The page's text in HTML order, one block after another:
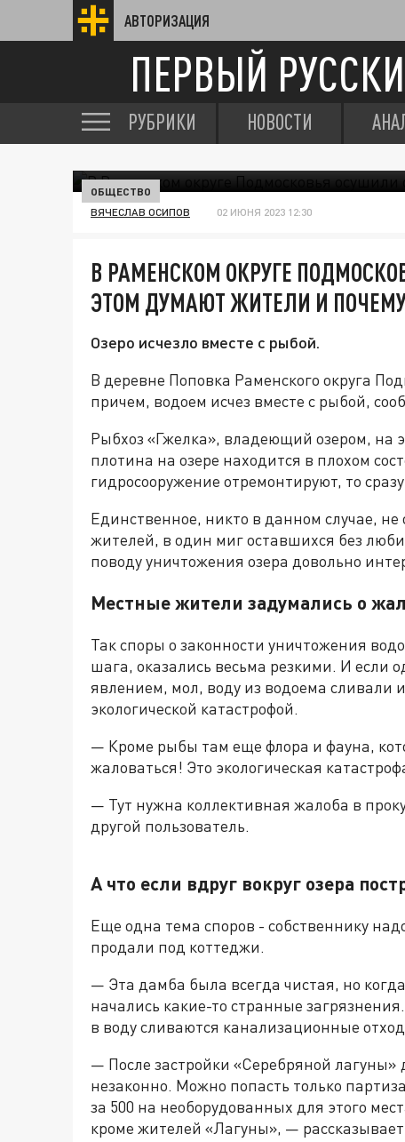
АВТОРИЗАЦИЯ
ПЕРВЫЙ
РУБРИКИ НОВОСТИ
ОБЩЕСТВО
ВЯЧЕСЛАВ ОСИПОВ 02 ИЮНЯ 2023 12:30
В РАМЕНСКОМ ОКРУГЕ
ЭТОМ ДУМАЮТ ЖИТЕЛИ И
Озеро исчезло вместе с рыбой.
В деревне Поповка Раменского округа
причем, водоем исчез вместе с рыбой,
Рыбхоз «Гжелка», владеющий озером, на
плотина на озере находится в плохом
гидросооружение отремонтируют, то
Единственное, никто в данном случае,
жителей, в один миг оставшихся без
поводу уничтожения озера довольно
Местные жители задумались о
Так споры о законности уничтожения
шага, оказались весьма резкими. И если
явлением, мол, воду из водоема сливали
экологической катастрофой.
— Кроме рыбы там еще флора и фауна,
жаловаться! Это экологическая
— Тут нужна коллективная жалоба в
другой пользователь.
А что если вдруг вокруг озера
Еще одна тема споров - собственнику
продали под коттеджи.
— Эта дамба была всегда чистая, но
начались какие-то странные
в воду сливаются канализационные
— После застройки «Серебряной лагуны»
незаконно. Можно попасть только
за 500 на необорудованных для этого
кроме жителей «Лагуны», —